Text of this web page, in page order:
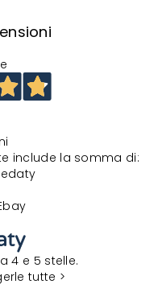
include la somma di:
4 e 5 stelle.
tutte >